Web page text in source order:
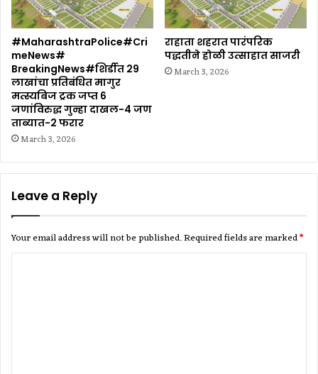
#MaharashtraPolice#Cri
meNews#
BreakingNews#शिर्डीत 29
लाखांचा प्रतिबंधित मागुर
मत्स्यबिज ट्रक जप्त 6
जणांविरुद्ध गुन्हा दाखल-4 जण
ताब्यात-2 फरार
March 3, 2026
राहाता शहरात पारंपरिक
पद्धतीने होळी उत्साहात साजरी
March 3, 2026
Leave a Reply
Your email address will not be published.Required fields are marked*